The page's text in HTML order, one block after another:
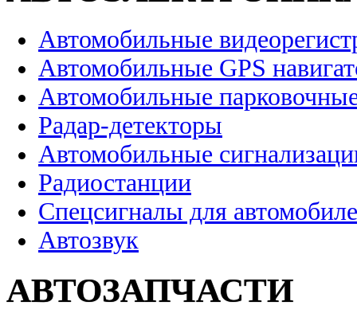
Автомобильные
Автомобильные GPS
Автомобильные
Радар-детекторы
Автомобильные
Радиостанции
Спецсигналы для
Автозвук
АВТОЗАПЧАСТИ